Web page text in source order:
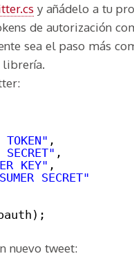
y añádelo a tu
de autorización
sea el paso más
librería.
TOKEN" ,
SECRET" ,
KEY" ,
SECRET"
nuevo tweet: